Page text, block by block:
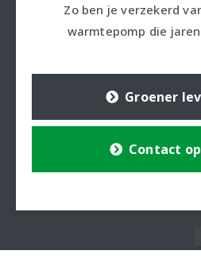
Zo ben je verzekerd
warmtepomp die
Groener
Contact